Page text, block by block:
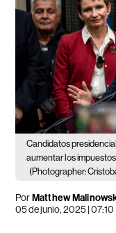
Candidatos
aumentar los
(Photographer:
PorMatthew
05 de junio, 2025 | 07:10